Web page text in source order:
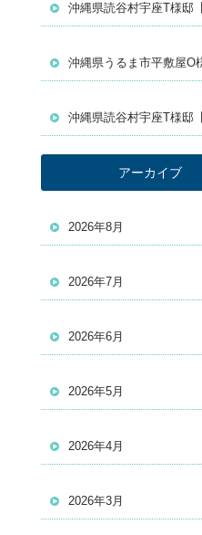
アーカイブ
2026年8月
2026年7月
2026年6月
2026年5月
2026年4月
2026年3月